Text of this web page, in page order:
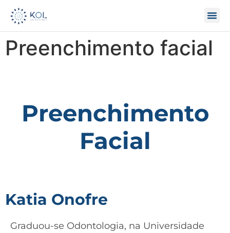
Preenchimento facial
Preenchimento
Facial
Katia Onofre
Graduou-se Odontologia, na Universidade